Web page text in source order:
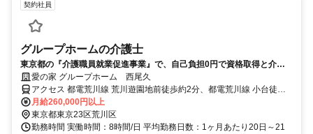
契約社員
グループホームの介護士
東京都の『介護職員就業促進事業』で、自己負担0円で資格取得と介護
の仕事をスタートしよう
愛の家 グループホーム 西尾久
アクセス 都電荒川線 荒川遊園地前徒歩約2分、都電荒川線 小台徒歩
約6分、ＪＲ宇都宮線〔東北本線〕・ＪＲ上野東京ライン 尾久徒歩約
7分 東京さくらトラム「荒川遊園地前駅」徒歩2分
月給260,000円以上
東京都東京23区荒川区
勤務時間 実働時間：8時間/日 平均勤務日数：1ヶ月あたり20日～21